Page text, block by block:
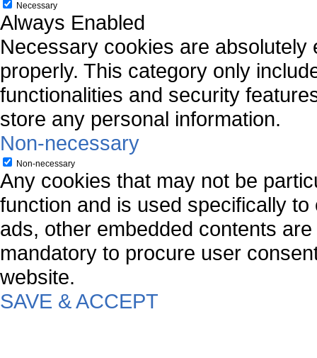
Necessary
Always Enabled
Necessary cookies are
properly. This category only
functionalities and security
store any personal information.
Non-necessary
Non-necessary
Any cookies that may not be
function and is used specifically
ads, other embedded contents
mandatory to procure user
website.
SAVE & ACCEPT